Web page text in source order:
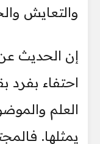
والتعايش
إن الحديث
احتفاء بفرد
العلم
يمثلها.